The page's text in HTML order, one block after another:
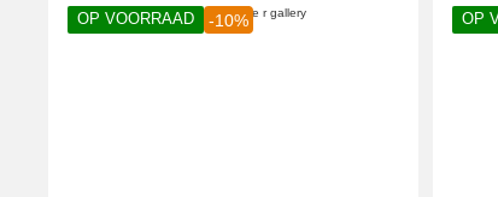
OP VOORRAAD -10% OP